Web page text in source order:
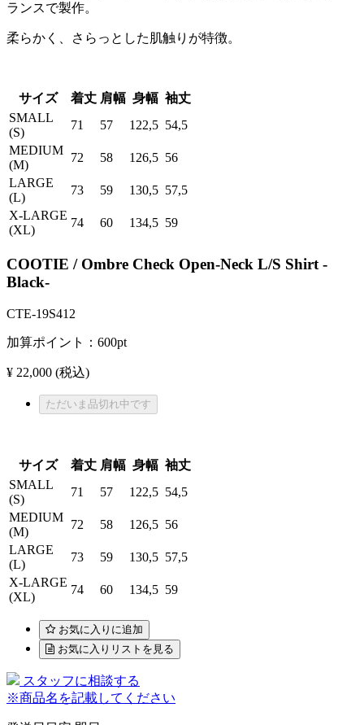
ランスで製作。
柔らかく、さらっとした肌触りが特徴。
サイズ 着丈 肩幅 身幅 袖丈
SMALL
(S)
71 57 122,5 54,5
MEDIUM
(M)
72 58 126,5 56
LARGE
(L)
73 59 130,5 57,5
X-LARGE
(XL)
74 60 134,5 59
COOTIE / Ombre Check Open-Neck L/S Shirt -
Black-
CTE-19S412
加算ポイント： 600pt
¥ 22,000 (税込)
ただいま品切れ中です
サイズ 着丈 肩幅 身幅 袖丈
SMALL
(S)
71 57 122,5 54,5
MEDIUM
(M)
72 58 126,5 56
LARGE
(L)
73 59 130,5 57,5
X-LARGE
(XL)
74 60 134,5 59
お気に入りに追加
お気に入りリストを見る
スタッフに相談する
※商品名を記載してください